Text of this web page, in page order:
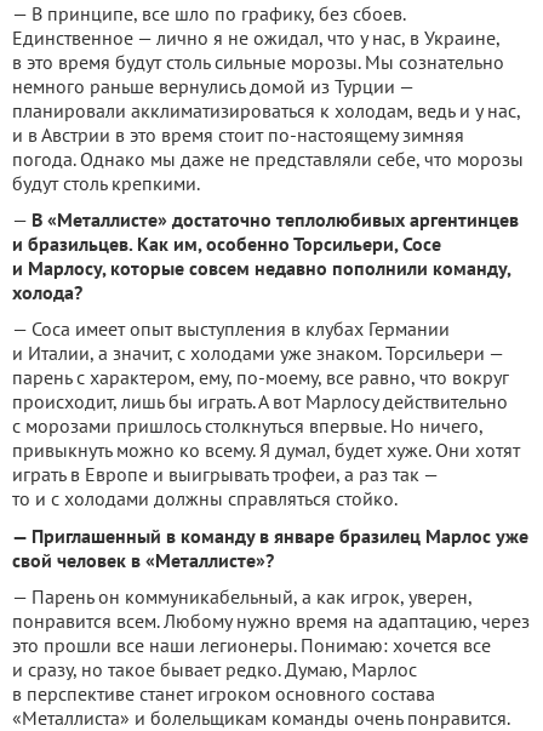
— В принципе, все шло по гра­фику, без сбоев.
Единственное — лично я не ожидал, что у нас, в Украине,
в это время будут столь сильные морозы. Мы сознатель­но
немного раньше вернулись домой из Турции —
планировали акклиматизироваться к холодам, ведь и у нас,
и в Австрии в это время стоит по-настоящему зимняя
погода. Однако мы даже не представляли себе, что морозы
будут столь крепкими.
— В «Металлисте» достаточно теплолюбивых аргентинцев
и бра­зильцев. Как им, особенно Торсильери, Сосе
и Марлосу, которые совсем недавно пополнили коман­ду,
холода?
— Coca имеет опыт выступле­ния в клубах Германии
и Италии, а значит, с холодами уже знаком. Торсильери —
парень с характе­ром, ему, по-моему, все равно, что вокруг
происходит, лишь бы играть. А вот Марлосу действи­тельно
с морозами пришлось столкнуться впервые. Но ниче­го,
привыкнуть можно ко всему. Я думал, будет хуже. Они хотят
играть в Европе и выигрывать трофеи, а раз так —
то и с холода­ми должны справляться стойко.
— Приглашенный в команду в январе бразилец Марлос уже
свой человек в «Металлисте»?
— Парень он коммуникабель­ный, а как игрок, уверен,
понра­вится всем. Любому нужно время на адаптацию, через
это прошли все наши легионеры. Понимаю: хочется все
и сразу, но такое бывает редко. Думаю, Марлос
в перспективе станет игроком основного состава
«Металлиста» и болельщикам команды очень понравится.